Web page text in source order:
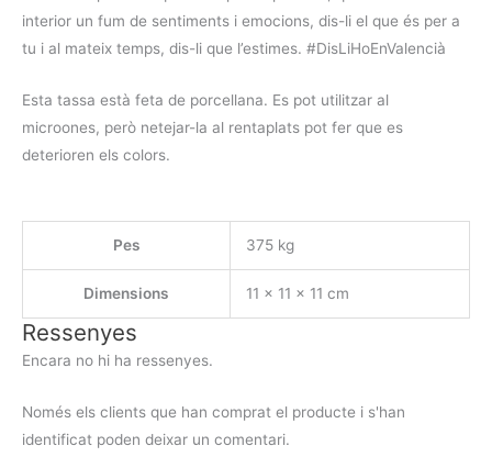
interior un fum de sentiments i emocions, dis-li el que és per a
tu i al mateix temps, dis-li que l’estimes. #DisLiHoEnValencià
Esta tassa està feta de porcellana. Es pot utilitzar al
microones, però netejar-la al rentaplats pot fer que es
deterioren els colors.
Pes 375 kg
Dimensions 11 × 11 × 11 cm
Ressenyes
Encara no hi ha ressenyes.
Només els clients que han comprat el producte i s'han
identificat poden deixar un comentari.